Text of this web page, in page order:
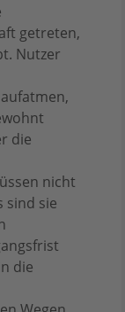
getreten,
Nutzer
die
nicht
sind sie
die